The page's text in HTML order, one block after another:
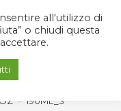
> 190ML_3
all'utilizzo di
o chiudi questa